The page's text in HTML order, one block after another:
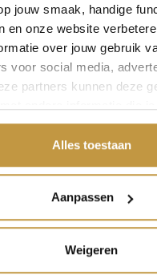
jouw smaak, handige
en onze website
over jouw gebruik
voor social media,
partners kunnen deze
ze hebben verzameld
Alles toestaan
Aanpassen
Weigeren
TITANIUM
sieraden zijn licht, sterk,
Boccia Titanium
99,7 % puur titanium, die
in gebruik zijn. Ook prettig
van je huid
MANNEN SIERADEN
handgemaakte
een robuuste uitstraling
gedragen worden.
geven ruimte aan
SIERADEN SETS